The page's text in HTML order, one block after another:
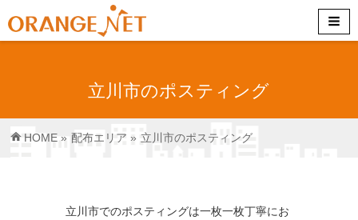
立川市のポスティング
HOME » 配布エリア » 立川市のポスティング
立川市でのポスティングは一枚一枚丁寧にお